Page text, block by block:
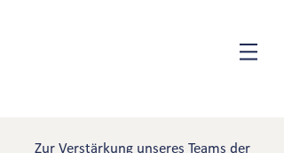
Zur Verstärkung unseres Teams der